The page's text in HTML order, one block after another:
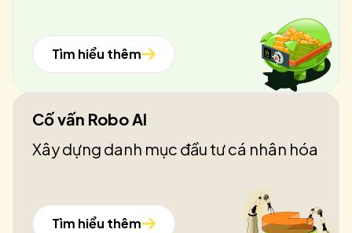
Tìm hiểu thêm
Cố vấn Robo AI
Xây dựng danh mục đầu tư cá nhân hóa
Tìm hiểu thêm